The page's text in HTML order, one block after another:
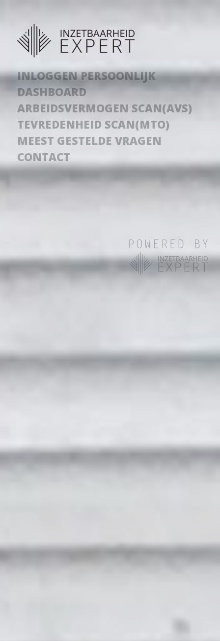
INLOGGEN PERSOONLIJK
DASHBOARD
ARBEIDSVERMOGEN SCAN(AVS)
TEVREDENHEID SCAN(MTO)
MEEST GESTELDE VRAGEN
CONTACT